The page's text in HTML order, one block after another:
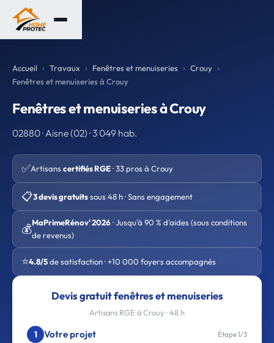
Accueil Travaux Fenêtres et menuiseries
Crouy
Fenêtres et menuiseries à Crouy
Fenêtres et menuiseries à Crouy
02880 · Aisne (02) · 3 049 hab.
✅Artisans certifiés RGE· 33 pros à Crouy
📋3 devis gratuitssous 48 h · Sans engagement
💰MaPrimeRénov' 2026· Jusqu'à 90 % d'aides (sous conditions
de revenus)
⭐4.8/5de satisfaction · +10 000 foyers accompagnés
Devis gratuit fenêtres et menuiseries
Artisans RGE à Crouy · 48 h
1 Votre projet Étape 1/3